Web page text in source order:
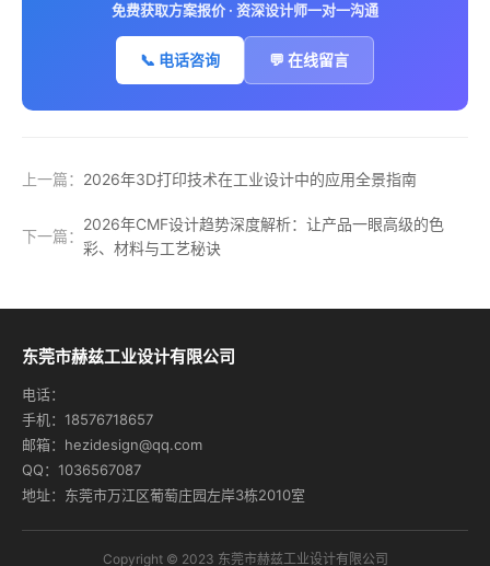
免费获取方案报价 · 资深设计师一对一沟通
📞 电话咨询 💬 在线留言
上一篇： 2026年3D打印技术在工业设计中的应用全景指南
下一篇：
2026年CMF设计趋势深度解析：让产品一眼高级的色
彩、材料与工艺秘诀
东莞市赫兹工业设计有限公司
电话：
手机：18576718657
邮箱：hezidesign@qq.com
QQ：1036567087
地址：东莞市万江区葡萄庄园左岸3栋2010室
Copyright © 2023 东莞市赫兹工业设计有限公司